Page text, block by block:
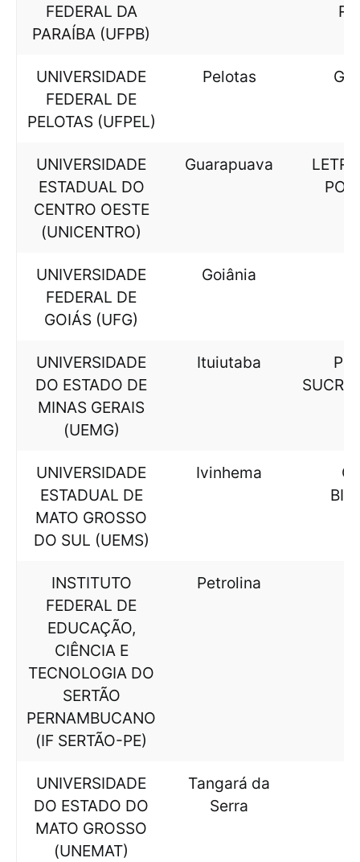
FEDERAL DA
PARAÍBA (UFPB)
UNIVERSIDADE
FEDERAL DE
PELOTAS (UFPEL)
Pelotas
UNIVERSIDADE
ESTADUAL DO
CENTRO OESTE
(UNICENTRO)
Guarapuava
UNIVERSIDADE
FEDERAL DE
GOIÁS (UFG)
Goiânia
UNIVERSIDADE
DO ESTADO DE
MINAS GERAIS
(UEMG)
Ituiutaba
UNIVERSIDADE
ESTADUAL DE
MATO GROSSO
DO SUL (UEMS)
Ivinhema
INSTITUTO
FEDERAL DE
EDUCAÇÃO,
CIÊNCIA E
TECNOLOGIA DO
SERTÃO
PERNAMBUCANO
(IF SERTÃO-PE)
Petrolina
UNIVERSIDADE
DO ESTADO DO
MATO GROSSO
(UNEMAT)
Tangará da
Serra